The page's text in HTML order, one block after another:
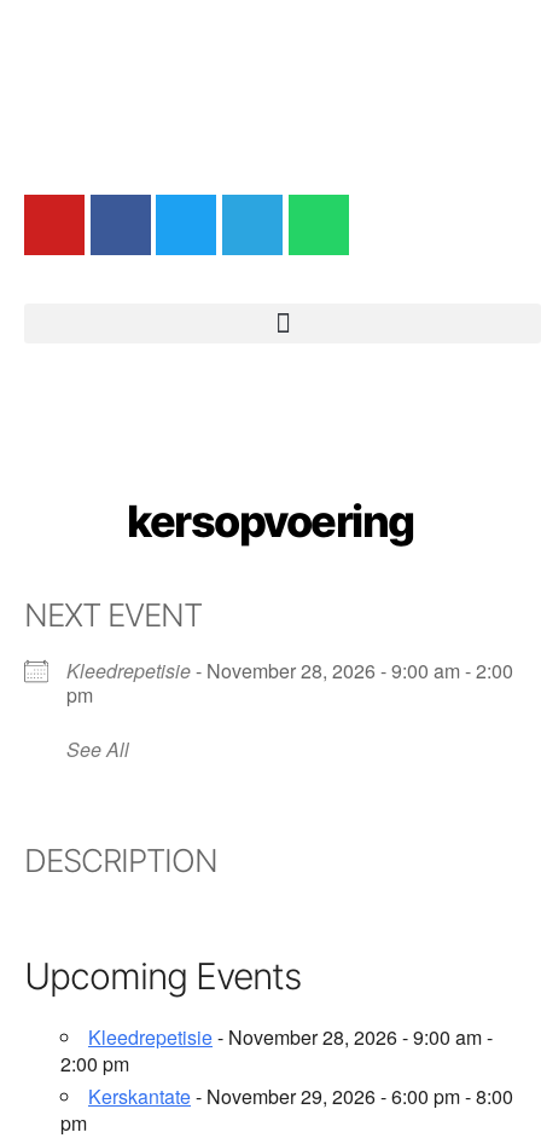
kersopvoering
NEXT EVENT
Kleedrepetisie- November 28, 2026 - 9:00 am - 2:00
pm
See All
DESCRIPTION
Upcoming Events
Kleedrepetisie- November 28, 2026 - 9:00 am -
2:00 pm
Kerskantate- November 29, 2026 - 6:00 pm - 8:00
pm